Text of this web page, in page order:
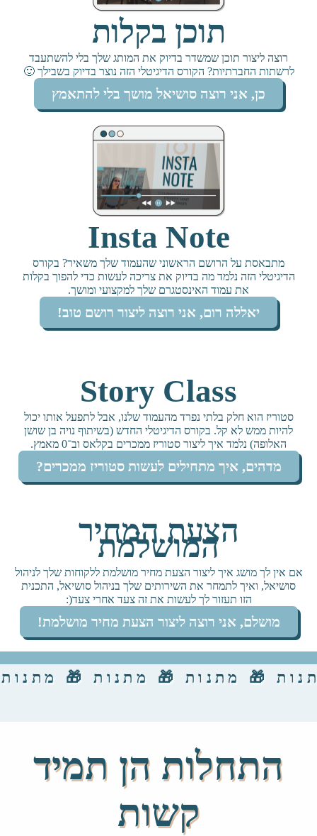
תוכן בקלות
רוצה ליצור תוכן שמשדר בדיוק את המותג שלך בלי להשתעבד
לרשתות החברתיות? הקורס הדיגיטלי הזה נוצר בדיוק בשבילך 🙂
כן, אני רוצה סושיאל מושך בלי להתאמץ
Insta Note
מתבאסת על הרושם הראשוני שהעמוד שלך משאיר? בקורס
הדיגיטלי הזה נלמד מה בדיוק את צריכה לעשות כדי להפוך בקלות
את עמוד האינסטגרם שלך למקצועי ומושך.
יאללה רום, אני רוצה ליצור רושם טוב!
Story Class
סטוריז הוא חלק בלתי נפרד מהעמוד שלנו, אבל לתפעל אותו יכול
להיות ממש לא קל. בקורס הדיגיטלי החדש (בשיתוף נויה בן שושן
האלופה) נלמד איך ליצור סטוריז ממכרים בקלאס וב־0 מאמץ.
מדהים, איך מתחילים לעשות סטוריז ממכרים?
הצעת המחיר
המושלמת
אם אין לך מושג איך ליצור הצעת מחיר מושלמת ללקוחות שלך לניהול
סושיאל, ואיך לתמחר את השירותים שלך בניהול סושיאל, התכנית
הזו תעזור לך לעשות את זה צעד אחרי צעד(:
מושלם, אני רוצה ליצור הצעת מחיר מושלמת!
🎁 מתנות 🎁 מתנות 🎁
התחלות הן תמיד
קשות